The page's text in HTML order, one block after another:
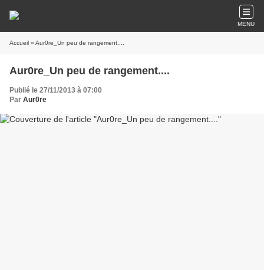
MENU
Accueil » Aur0re_Un peu de rangement....
Aur0re_Un peu de rangement....
Publié le 27/11/2013 à 07:00
Par Aur0re